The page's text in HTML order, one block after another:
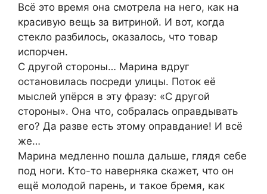
Всё это время она смотрела на него, как на
красивую вещь за витриной. И вот, когда
стекло разбилось, оказалось, что товар
испорчен.
С другой стороны… Марина вдруг
остановилась посреди улицы. Поток её
мыслей упёрся в эту фразу: «С другой
стороны». Она что, собралась оправдывать
его? Да разве есть этому оправдание! И всё
же…
Марина медленно пошла дальше, глядя себе
под ноги. Кто-то наверняка скажет, что он
ещё молодой парень, и такое бремя, как